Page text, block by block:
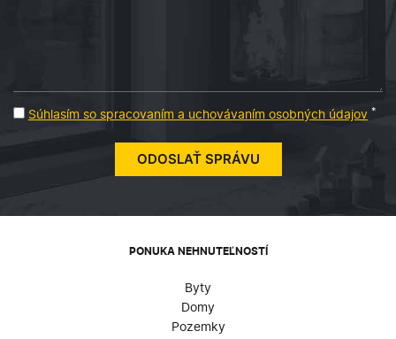
Súhlasím so spracovaním a uchovávaním osobných údajov *
PONUKA NEHNUTEĽNOSTÍ
Byty
Domy
Pozemky